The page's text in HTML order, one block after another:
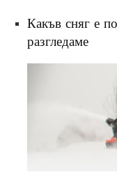
Какъв сняг е
разгледаме